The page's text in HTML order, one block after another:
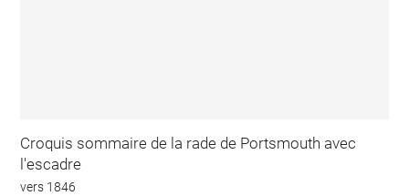
Croquis sommaire de la rade de Portsmouth avec
l'escadre
vers 1846